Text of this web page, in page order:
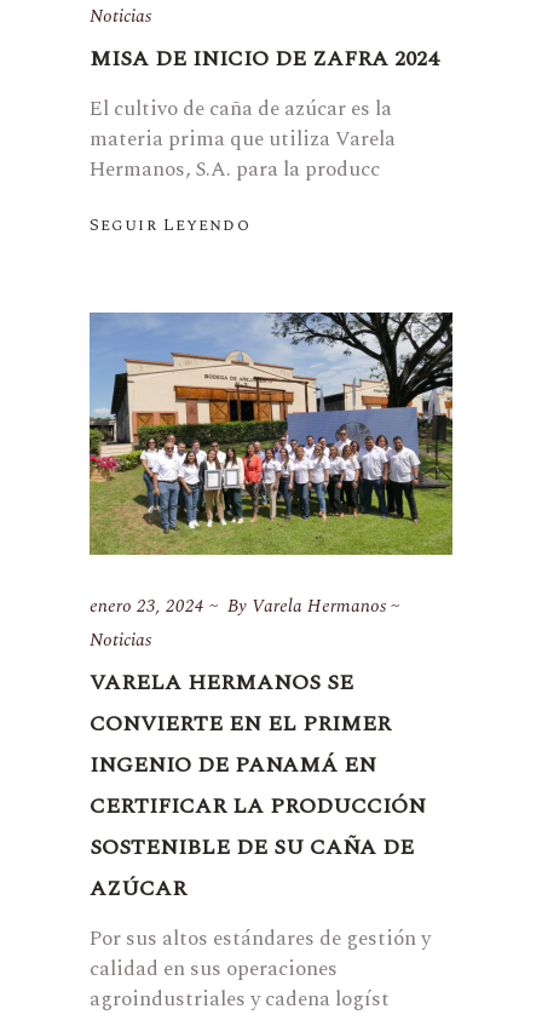
Noticias
MISA DE INICIO DE ZAFRA 2024
El cultivo de caña de azúcar es la
materia prima que utiliza Varela
Hermanos, S.A. para la producc
Seguir Leyendo
enero 23, 2024 By Varela Hermanos
Noticias
VARELA HERMANOS SE
CONVIERTE EN EL PRIMER
INGENIO DE PANAMÁ EN
CERTIFICAR LA PRODUCCIÓN
SOSTENIBLE DE SU CAÑA DE
AZÚCAR
Por sus altos estándares de gestión y
calidad en sus operaciones
agroindustriales y cadena logíst